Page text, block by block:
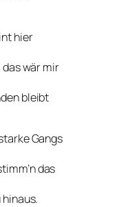
hier
das wär mir
bleibt
Gangs
das
hinaus.